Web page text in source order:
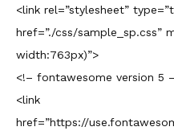
<link rel=”stylesheet”
href=”./css/sample_sp.css”
width:763px)”>
<!– fontawesome version 5
<link
href=”https://